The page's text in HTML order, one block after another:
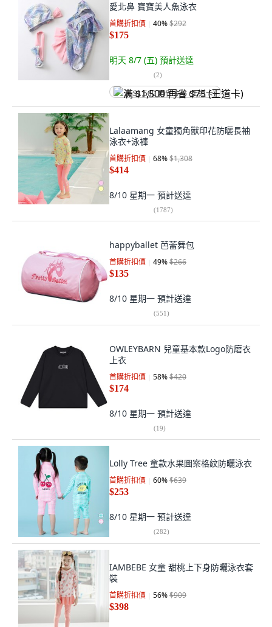
愛北鼻 寶寶美人魚泳衣
首購折扣價 40%$292
$175
明天 8/7 (五) 預計送達
(2)
满 $1,500 再省 $75 (王道卡)
Lalaamang 女童獨角獸印花防曬長袖
泳衣+泳褲
首購折扣價 68%$1,308
$414
8/10 星期一 預計送達
(1787)
happyballet 芭蕾舞包
首購折扣價 49%$266
$135
8/10 星期一 預計送達
(551)
OWLEYBARN 兒童基本款Logo防磨衣
上衣
首購折扣價 58%$420
$174
8/10 星期一 預計送達
(19)
Lolly Tree 童款水果圖案格紋防曬泳衣
首購折扣價 60%$639
$253
8/10 星期一 預計送達
(282)
IAMBEBE 女童 甜桃上下身防曬泳衣套
裝
首購折扣價 56%$909
$398